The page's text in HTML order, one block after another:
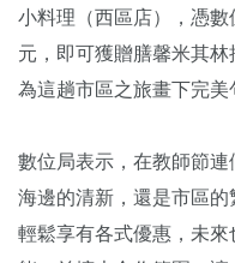
小料理（西區店），憑
元，即可獲贈膳馨米其
為這趟市區之旅畫下完美
數位局表示，在教師節連
海邊的清新，還是市區
輕鬆享有各式優惠，未